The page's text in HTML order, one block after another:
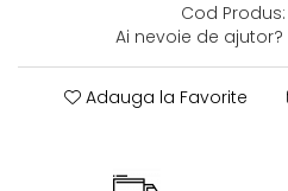
Cod Produs:
Ai nevoie de ajutor?
Adauga la Favorite